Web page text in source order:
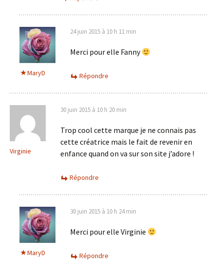
MaryD
24 juin 2015 à 10 h 11 min
Merci pour elle Fanny
Répondre
Virginie
30 juin 2015 à 10 h 20 min
Trop cool cette marque je ne connais pas
cette créatrice mais le fait de revenir en
enfance quand on va sur son site j’adore !
Répondre
MaryD
30 juin 2015 à 10 h 24 min
Merci pour elle Virginie
Répondre